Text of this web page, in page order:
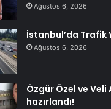
Ağustos 6, 2026
İstanbul’da Trafik
Ağustos 6, 2026
Özgür Özel ve
hazırlandı!